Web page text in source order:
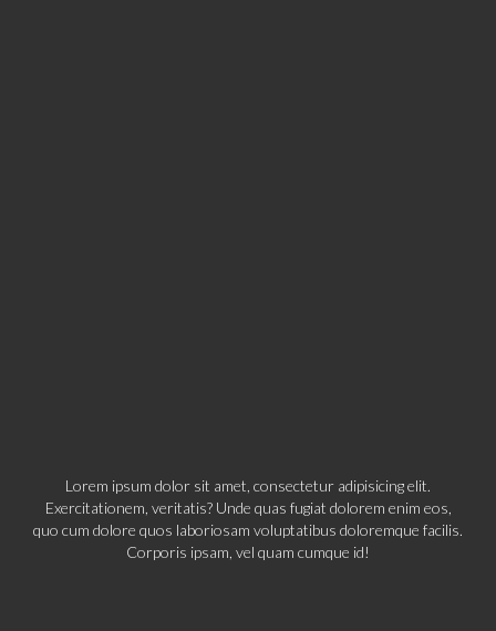
Lorem ipsum dolor sit amet, consectetur adipisicing elit.
Exercitationem, veritatis? Unde quas fugiat dolorem enim eos,
quo cum dolore quos laboriosam voluptatibus doloremque facilis.
Corporis ipsam, vel quam cumque id!